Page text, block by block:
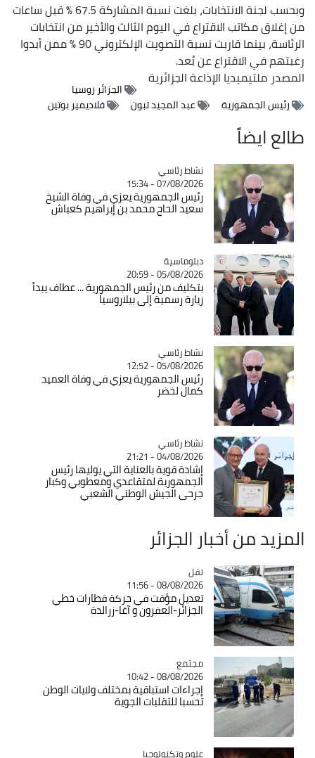
وبحسب لجنة الانتخابات، بلغت نسبة المشاركة 67.5 % قبل ساعات
من إغلاق مكاتب الاقتراع في اليوم الثالث والأخير من انتخابات
الرئاسة، بينما قاربت نسبة التصويت الإلكتروني 90 % ممن أبدوا
رغبتهم في الاقتراع عن بُعد.
المصدرملتيميديا الإذاعة الجزائرية
الجزائر روسيا
رئيس الجمهورية
عبد المجيد تبون فلاديمير بوتين
طالع ايضاً
Catégorie
نشاط رئاسي
07/08/2026 - 15:34
رئيس الجمهورية يعزي في وفاة الشيخ
سعيد الحاج محمد بن إبراهيم كعباش
Catégorie
دبلوماسية
05/08/2026 - 20:59
بتكليف من رئيس الجمهورية ... عطاف يبدأ
زيارة رسمية إلى بيلاروسيا
Catégorie
نشاط رئاسي
05/08/2026 - 12:52
رئيس الجمهورية يعزي في وفاة العميد
كمال لخضر
Catégorie
نشاط رئاسي
04/08/2026 - 21:21
إشادة قوية بالعناية التي يوليها رئيس
الجمهورية لمتقاعدي ومعطوبي وكبار
جرحى الجيش الوطني الشعبي
المزيد من أخبار الجزائر
Catégorie
نقل
08/08/2026 - 11:56
تعديل مؤقت في حركة قطارات خطي
الجزائر-العفرون و آغا-زرالدة
Catégorie
مجتمع
08/08/2026 - 10:42
إجراءات استباقية بمختلف ولايات الوطن
تحسبا للتقلبات الجوية
Catégorie
علوم وتكنولوجيا